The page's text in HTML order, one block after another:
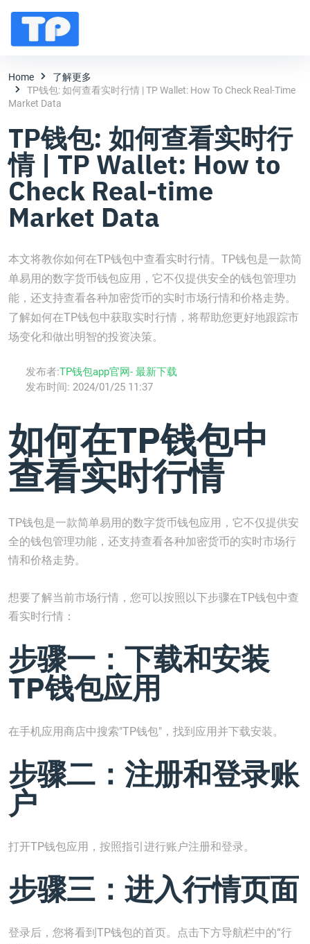
Home
了解更多
TP钱包: 如何查看实时行情 | TP Wallet: How To Check Real-Time
Market Data
TP钱包: 如何查看实时行
情 | TP Wallet: How to
Check Real-time
Market Data
本文将教你如何在TP钱包中查看实时行情。TP钱包是一款简
单易用的数字货币钱包应用，它不仅提供安全的钱包管理功
能，还支持查看各种加密货币的实时市场行情和价格走势。
了解如何在TP钱包中获取实时行情，将帮助您更好地跟踪市
场变化和做出明智的投资决策。
发布者:TP钱包app官网- 最新下载
发布时间: 2024/01/25 11:37
如何在TP钱包中
查看实时行情
TP钱包是一款简单易用的数字货币钱包应用，它不仅提供安
全的钱包管理功能，还支持查看各种加密货币的实时市场行
情和价格走势。
想要了解当前市场行情，您可以按照以下步骤在TP钱包中查
看实时行情：
步骤一：下载和安装
TP钱包应用
在手机应用商店中搜索"TP钱包"，找到应用并下载安装。
步骤二：注册和登录账
户
打开TP钱包应用，按照指引进行账户注册和登录。
步骤三：进入行情页面
登录后，您将看到TP钱包的首页。点击下方导航栏中的“行